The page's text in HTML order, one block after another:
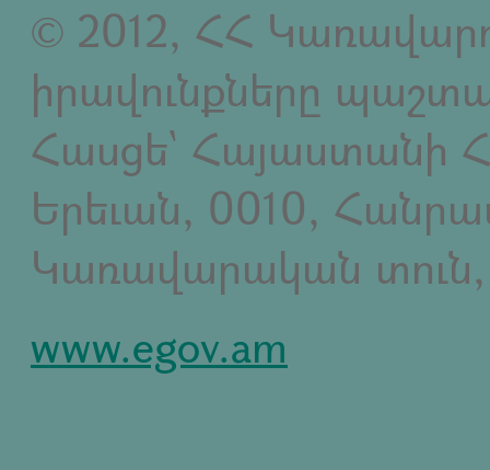
© 2012, ՀՀ
իրավունքները
Հասցե` Հայաստանի
Երեւան, 0010,
Կառավարական տուն,
www.egov.am